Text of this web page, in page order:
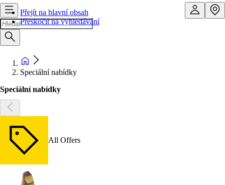
Přejít na hlavní obsah
Přeskočit na vyhledávání
Speciální nabídky
Speciální nabídky
All Offers